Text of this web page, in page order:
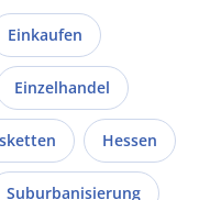
Einkaufen
Einzelhandel
Hessen
Suburbanisierung